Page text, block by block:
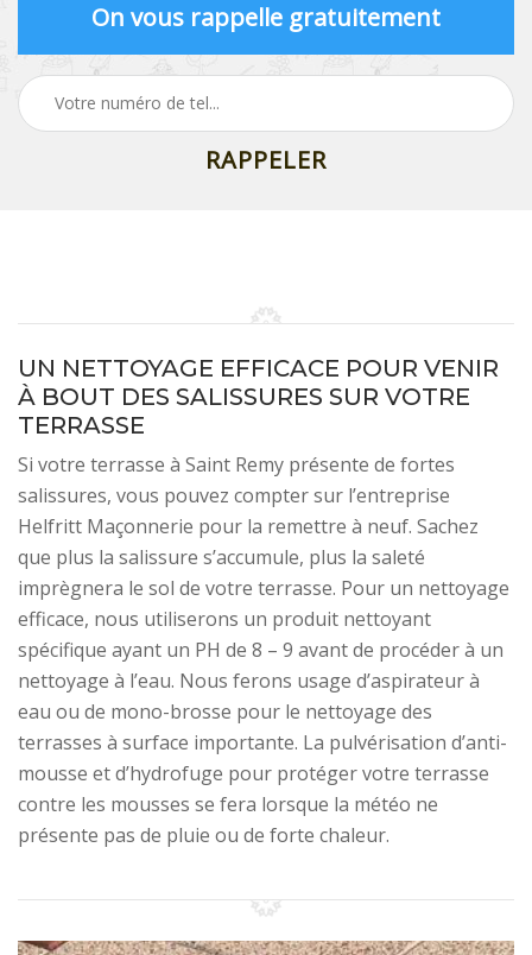
On vous rappelle gratuitement
UN NETTOYAGE EFFICACE POUR VENIR
À BOUT DES SALISSURES SUR VOTRE
TERRASSE
Si votre terrasse à Saint Remy présente de fortes
salissures, vous pouvez compter sur l’entreprise
Helfritt Maçonnerie pour la remettre à neuf. Sachez
que plus la salissure s’accumule, plus la saleté
imprègnera le sol de votre terrasse. Pour un nettoyage
efficace, nous utiliserons un produit nettoyant
spécifique ayant un PH de 8 – 9 avant de procéder à un
nettoyage à l’eau. Nous ferons usage d’aspirateur à
eau ou de mono-brosse pour le nettoyage des
terrasses à surface importante. La pulvérisation d’anti-
mousse et d’hydrofuge pour protéger votre terrasse
contre les mousses se fera lorsque la météo ne
présente pas de pluie ou de forte chaleur.